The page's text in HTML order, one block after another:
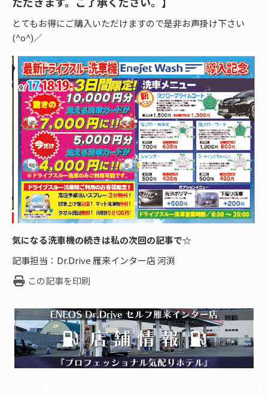
とてもお得にご購入いただけますので是非お声掛け下さい
(^o^)／
気になる洗車機の続きは私の次回の記事で☆
記事担当：Dr.Drive 雁来インター店 河渕
この記事を印刷